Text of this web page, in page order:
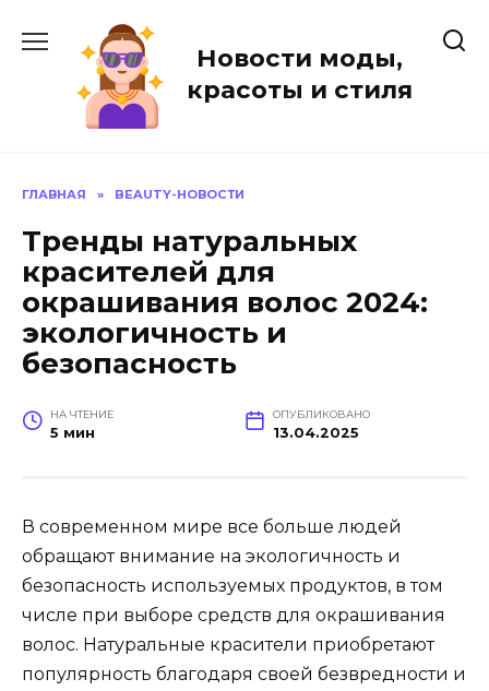
содержанию
Новости моды,
красоты и стиля
ГЛАВНАЯ » BEAUTY-НОВОСТИ
Тренды натуральных
красителей для
окрашивания волос 2024:
экологичность и
безопасность
НА ЧТЕНИЕ
5 мин
ОПУБЛИКОВАНО
13.04.2025
В современном мире все больше людей
обращают внимание на экологичность и
безопасность используемых продуктов, в том
числе при выборе средств для окрашивания
волос. Натуральные красители приобретают
популярность благодаря своей безвредности и